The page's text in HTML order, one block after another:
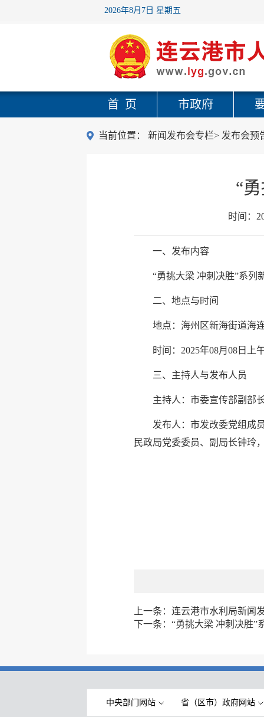
2026年8月7日 星期五
首 页 市政府
当前位置： 新闻发布会专栏> 发布会预
“
时间：
一、发布内容
“勇挑大梁 冲刺决胜”系列
二、地点与时间
地点：海州区新海街道海
时间：2025年08月08日上
三、主持人与发布人员
主持人：市委宣传部副部
发布人：市发改委党组成
民政局党委委员、副局长钟玲
上一条： 连云港市水利局新闻
下一条： “勇挑大梁 冲刺决胜”
中央部门网站 省（区市）政府网站